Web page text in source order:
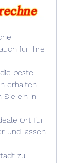
für ihre
beste
erhalten
Sie ein in
Ort für
und lassen
zu